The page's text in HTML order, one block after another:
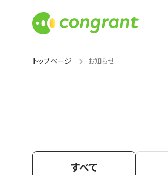
トップページ お知らせ
すべて